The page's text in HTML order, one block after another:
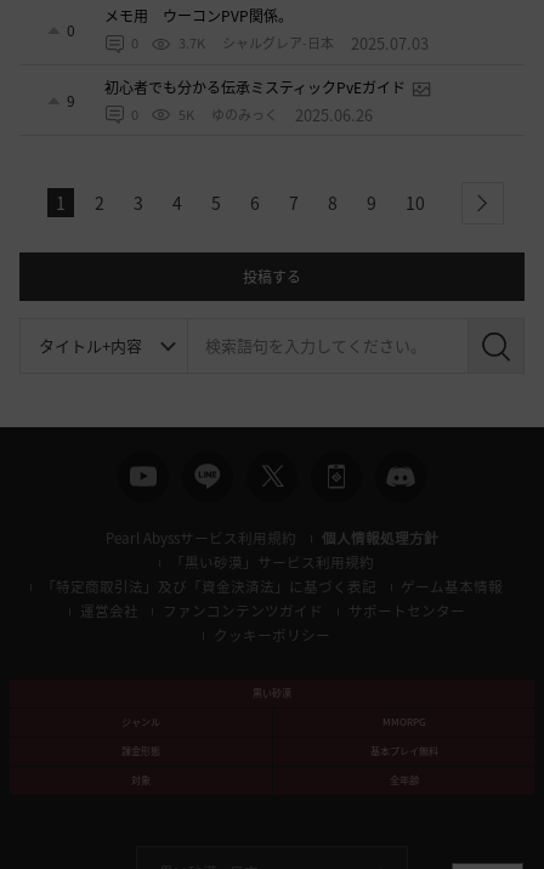
0
メモ用 ウーコンPVP関係。
0 3.7K シャルグレア-日本 2025.07.03
9
初心者でも分かる伝承ミスティックPvEガイド
0 5K ゆのみっく 2025.06.26
1 2 3 4 5 6 7 8 9 10 next
投稿する
検
Pearl Abyssサービス利用規約
個人情報処理方針
「黒い砂漠」サービス利用規約
「特定商取引法」及び「資金決済法」に基づく表記
ゲーム基本情報
運営会社
ファンコンテンツガイド
サポートセンター
クッキーポリシー
黒い砂漠
ジャンル
MMORPG
課金形態
基本プレイ無料
対象
全年齢